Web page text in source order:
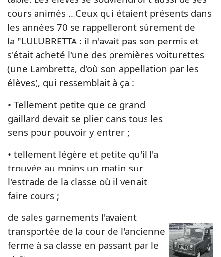
cours animés …Ceux qui étaient présents dans
les années 70 se rappelleront sûrement de
la "LULUBRETTA : il n'avait pas son permis et
s'était acheté l'une des premières voiturettes
(une Lambretta, d'où son appellation par les
élèves), qui ressemblait à ça :
• Tellement petite que ce grand
gaillard devait se plier dans tous les
sens pour pouvoir y entrer ;
• tellement légère et petite qu'il l'a
trouvée au moins un matin sur
l'estrade de la classe où il venait
faire cours ;
de sales garnements l'avaient
transportée de la cour de l'ancienne
ferme à sa classe en passant par le